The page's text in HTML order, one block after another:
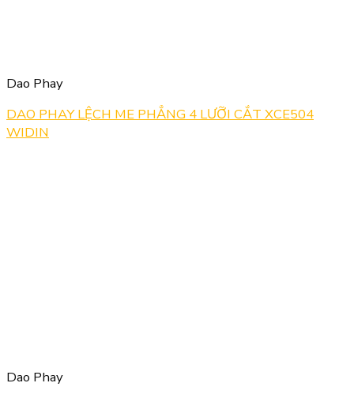
Dao Phay
DAO PHAY LỆCH ME PHẲNG 4 LƯỠI CẮT XCE504
WIDIN
Dao Phay